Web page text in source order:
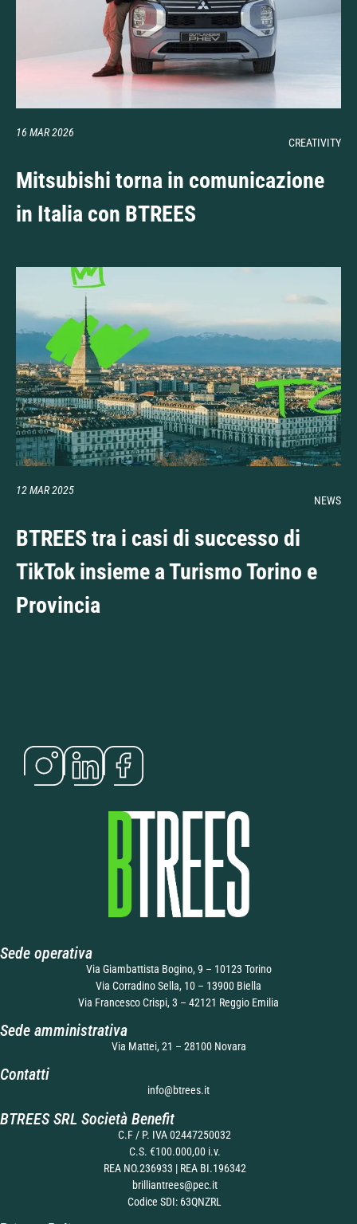
16 MAR 2026
CREATIVITY
Mitsubishi torna in comunicazione
in Italia con BTREES
12 MAR 2025
NEWS
BTREES tra i casi di successo di
TikTok insieme a Turismo Torino e
Provincia
Sede operativa
Via Giambattista Bogino, 9 – 10123 Torino
Via Corradino Sella, 10 – 13900 Biella
Via Francesco Crispi, 3 – 42121 Reggio Emilia
Sede amministrativa
Via Mattei, 21 – 28100 Novara
Contatti
info@btrees.it
BTREES SRL Società Benefit
C.F / P. IVA 02447250032
C.S. €100.000,00 i.v.
REA NO.236933 | REA BI.196342
brilliantrees@pec.it
Codice SDI: 63QNZRL